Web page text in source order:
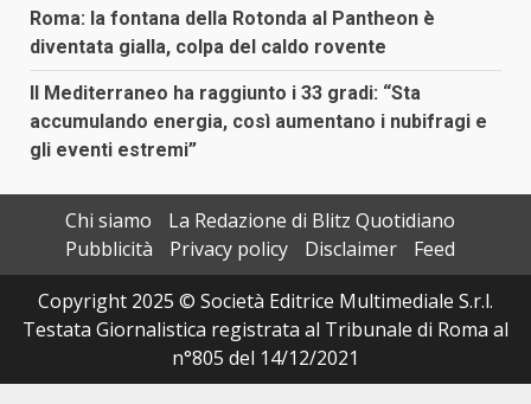
Roma: la fontana della Rotonda al Pantheon è
diventata gialla, colpa del caldo rovente
Il Mediterraneo ha raggiunto i 33 gradi: “Sta
accumulando energia, così aumentano i nubifragi e
gli eventi estremi”
Chi siamo
La Redazione di Blitz Quotidiano
Pubblicità
Privacy policy Disclaimer
Feed
Copyright 2025 © Società Editrice Multimediale S.r.l.
Testata Giornalistica registrata al Tribunale di Roma al
n°805 del 14/12/2021